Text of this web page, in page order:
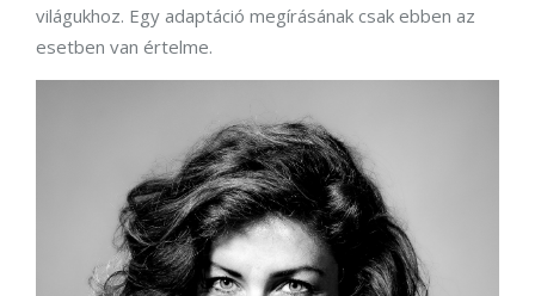
világukhoz. Egy adaptáció megírásának csak ebben az
esetben van értelme.